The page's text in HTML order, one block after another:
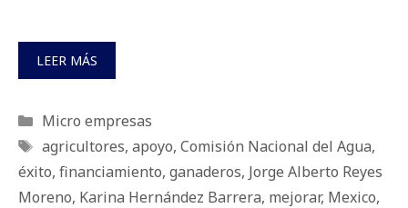
LEER MÁS
Categorías
Micro empresas
Etiquetas
agricultores, apoyo, Comisión Nacional del Agua,
éxito, financiamiento, ganaderos, Jorge Alberto Reyes
Moreno, Karina Hernández Barrera, mejorar, Mexico,